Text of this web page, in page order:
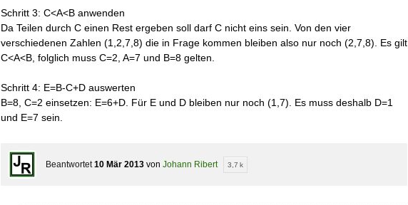
Schritt 3: C<A<B anwenden
Da Teilen durch C einen Rest ergeben soll darf C nicht eins sein. Von den vier
verschiedenen Zahlen (1,2,7,8) die in Frage kommen bleiben also nur noch (2,7,8). Es gilt
C<A<B, folglich muss C=2, A=7 und B=8 gelten.
Schritt 4: E=B-C+D auswerten
B=8, C=2 einsetzen: E=6+D. Für E und D bleiben nur noch (1,7). Es muss deshalb D=1
und E=7 sein.
Beantwortet 10 Mär 2013 von Johann Ribert 3,7 k